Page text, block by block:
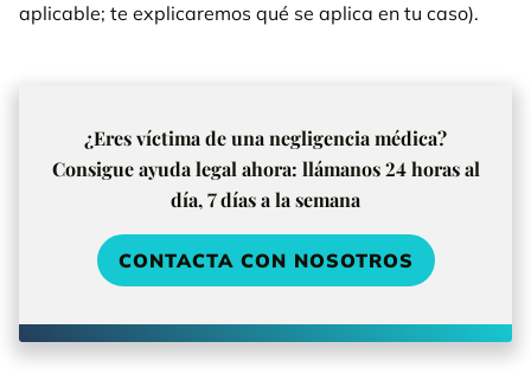
aplicable; te explicaremos qué se aplica en tu caso).
¿Eres víctima de una negligencia médica?
Consigue ayuda legal ahora: llámanos 24 horas al
día, 7 días a la semana
CONTACTA CON NOSOTROS